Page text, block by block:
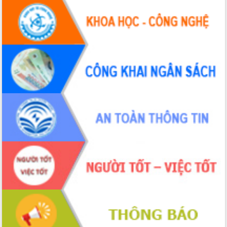
Hội thảo khoa học “Giải pháp thúc đẩy
phát triển nền kinh tế xanh tại tỉnh
Đắk Lắk”
Tăng cường giám sát, đôn đốc thực
hiện nhiệm vụ quản lý tài sản công
hàng tuần
Tháo gỡ những vướng mắc, đẩy mạnh
công tác cải cách thủ tục hành chính
tại Trung tâm Phục vụ hành chính
công tỉnh
Đắk Lắk: Tôn vinh 46 giải pháp tại Hội
thi Sáng tạo Kỹ thuật 2024 - 2025
Đắk Lắk rà soát, điều chỉnh Đề án 190
về phát triển nuôi trồng thủy sản
Phó Chủ tịch UBND tỉnh Đắk Lắk
Trương Công Thái kiểm tra thực địa
Dự án cao tốc Khánh Hòa - Buôn Ma
Định vị cà phê Việt Nam như một “di
sản sống” trong dòng chảy toàn cầu